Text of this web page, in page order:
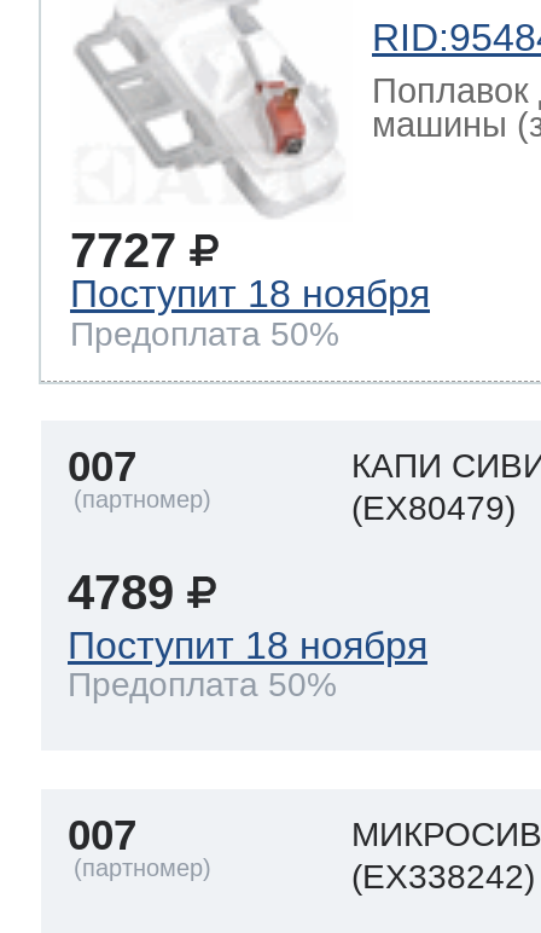
Поплавок
машины
7727
Поступит 18 ноября
Предоплата 50%
007
КАПИ
(EX80479)
4789
Поступит 18 ноября
Предоплата 50%
007
(EX338242)